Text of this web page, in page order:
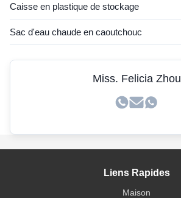
Caisse en plastique de stockage
Sac d'eau chaude en caoutchouc
Miss. Felicia Zhou
Liens Rapides
Maison